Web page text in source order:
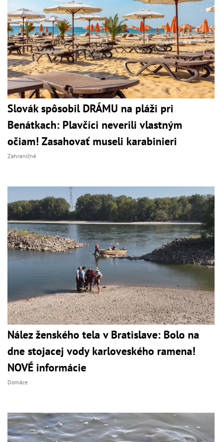
Slovák spôsobil DRÁMU na pláži pri
Benátkach: Plavčíci neverili vlastným
očiam! Zasahovať museli karabinieri
Zahraničné
Nález ženského tela v Bratislave: Bolo na
dne stojacej vody karloveského ramena!
NOVÉ informácie
Domáce